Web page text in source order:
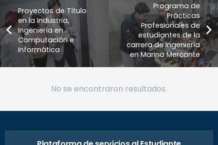
Proyectos de Título
en la Industria,
Ingeniería en
Computación e
Informática
Programa de
Prácticas
Profesionales de
estudiantes de la
carrera de Ingeniería
en Marina Mercante
No se encontraron resultados.